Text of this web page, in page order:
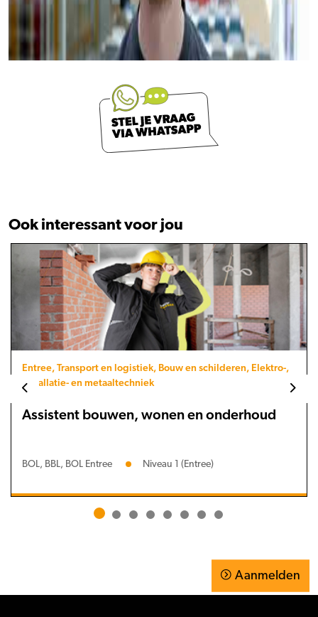
Ook interessant voor jou
Entree, Transport en logistiek, Bouw en schilderen, Elektro-,
installatie- en metaaltechniek
Assistent bouwen, wonen en onderhoud
BOL, BBL, BOL Entree Niveau 1 (Entree)
Aanmelden